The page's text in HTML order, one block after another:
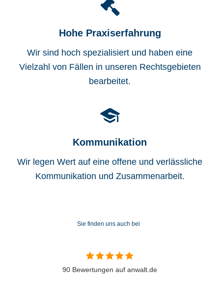
Hohe Praxiserfahrung
Wir sind hoch spezialisiert und haben eine
Vielzahl von Fällen in unseren Rechtsgebieten
bearbeitet.
Kommunikation
Wir legen Wert auf eine offene und verlässliche
Kommunikation und Zusammenarbeit.
Sie finden uns auch bei
90 Bewertungen auf anwalt.de